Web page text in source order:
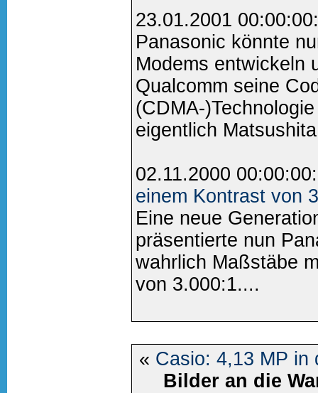
23.01.2001
Panasonic könnte
Modems entwickeln
Qualcomm seine
(CDMA-
eigentlich
02.11.2000
einem Kontrast von
Eine neue
präsentierte nun
wahrlich Maßstäbe
von 3.000:1....
« Casio: 4,13 MP in
Bilder an die